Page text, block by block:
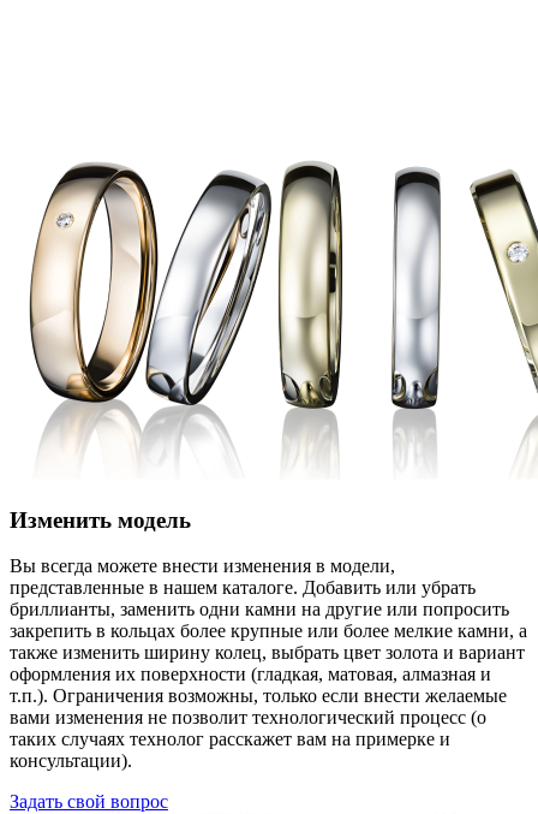
Изменить модель
Вы всегда можете внести изменения в модели,
представленные в нашем каталоге. Добавить или убрать
бриллианты, заменить одни камни на другие или попросить
закрепить в кольцах более крупные или более мелкие камни, а
также изменить ширину колец, выбрать цвет золота и вариант
оформления их поверхности (гладкая, матовая, алмазная и
т.п.). Ограничения возможны, только если внести желаемые
вами изменения не позволит технологический процесс (о
таких случаях технолог расскажет вам на примерке и
консультации).
Задать свой вопрос